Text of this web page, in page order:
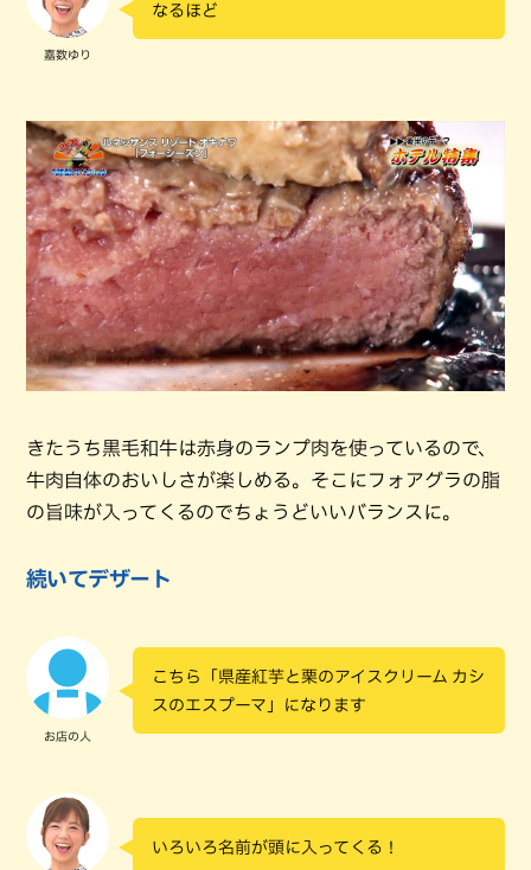
嘉数ゆり
なるほど
きたうち黒毛和牛は赤身のランプ肉を使っているので、
牛肉自体のおいしさが楽しめる。そこにフォアグラの脂
の旨味が入ってくるのでちょうどいいバランスに。
続いてデザート
お店の人
こちら「県産紅芋と栗のアイスクリーム カシ
スのエスプーマ」になります
いろいろ名前が頭に入ってくる！